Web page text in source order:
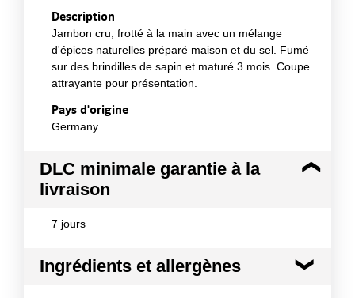
Description
Jambon cru, frotté à la main avec un mélange
d'épices naturelles préparé maison et du sel. Fumé
sur des brindilles de sapin et maturé 3 mois. Coupe
attrayante pour présentation.
Pays d'origine
Germany
DLC minimale garantie à la
livraison
7 jours
Ingrédients et allergènes